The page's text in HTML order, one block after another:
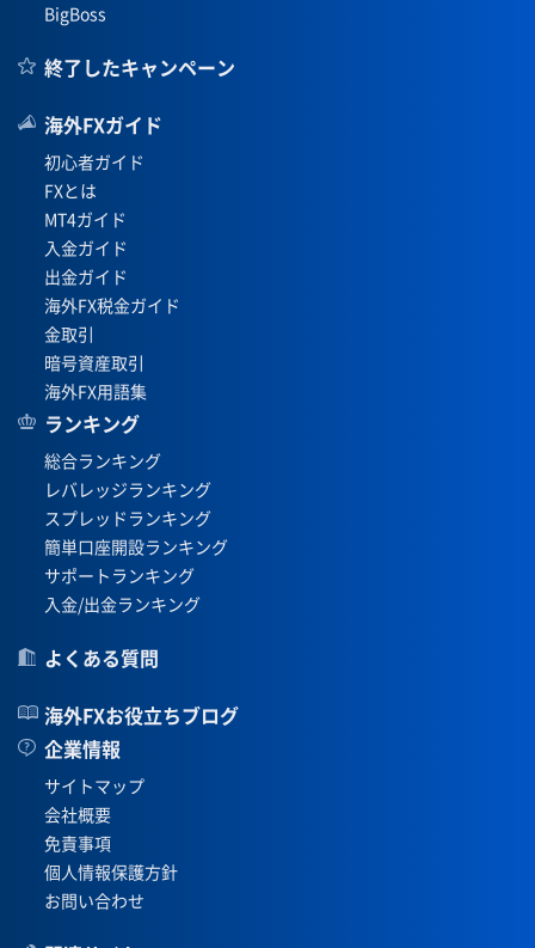
BigBoss
終了したキャンペーン
海外FXガイド
初心者ガイド
FXとは
MT4ガイド
入金ガイド
出金ガイド
海外FX税金ガイド
金取引
暗号資産取引
海外FX用語集
ランキング
総合ランキング
レバレッジランキング
スプレッドランキング
簡単口座開設ランキング
サポートランキング
入金/出金ランキング
よくある質問
海外FXお役立ちブログ
企業情報
サイトマップ
会社概要
免責事項
個人情報保護方針
お問い合わせ